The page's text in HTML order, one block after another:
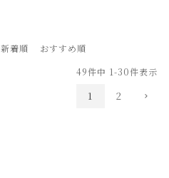
新着順
おすすめ順
49件中 1-30件表示
1 2